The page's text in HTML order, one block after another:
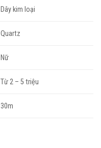
Dây kim loại
Quartz
Nữ
Từ 2 – 5 triệu
30m